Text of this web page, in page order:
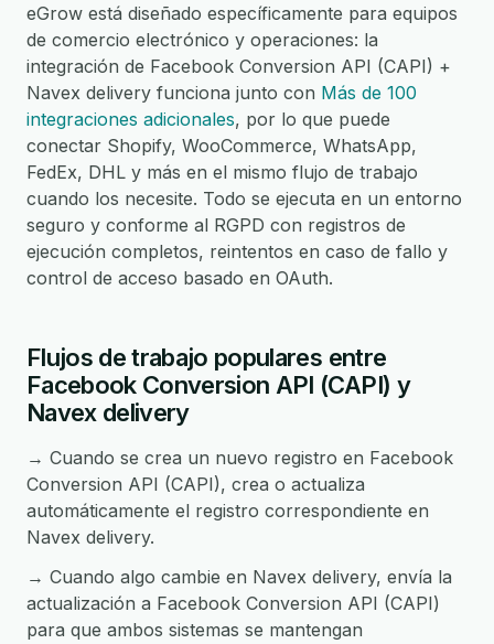
eGrow está diseñado específicamente para equipos
de comercio electrónico y operaciones: la
integración de Facebook Conversion API (CAPI) +
Navex delivery funciona junto con Más de 100
integraciones adicionales, por lo que puede
conectar Shopify, WooCommerce, WhatsApp,
FedEx, DHL y más en el mismo flujo de trabajo
cuando los necesite. Todo se ejecuta en un entorno
seguro y conforme al RGPD con registros de
ejecución completos, reintentos en caso de fallo y
control de acceso basado en OAuth.
Flujos de trabajo populares entre
Facebook Conversion API (CAPI) y
Navex delivery
→ Cuando se crea un nuevo registro en Facebook
Conversion API (CAPI), crea o actualiza
automáticamente el registro correspondiente en
Navex delivery.
→ Cuando algo cambie en Navex delivery, envía la
actualización a Facebook Conversion API (CAPI)
para que ambos sistemas se mantengan